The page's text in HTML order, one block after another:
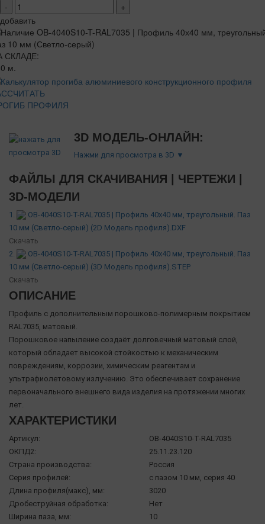
-
+
добавить
СКЛАДЕ:
м.
ПРОФИЛЯ
3D МОДЕЛЬ-ОНЛАЙН:
Нажми для просмотра в 3D ▼
ФАЙЛЫ ДЛЯ СКАЧИВАНИЯ | ЧЕРТЕЖИ |
3D-МОДЕЛИ
1.
OB-4040S10-T-RAL7035 | Профиль 40х40 мм, треугольный. Паз
10 мм (Светло-серый) (2D Модель профиля).DXF
Скачать
2.
OB-4040S10-T-RAL7035 | Профиль 40х40 мм, треугольный. Паз
10 мм (Светло-серый) (3D Модель профиля).STEP
Скачать
ОПИСАНИЕ
Профиль с дополнительным порошково-полимерным покрытием
RAL7035, матовый.
Порошковое напыление создаёт долговечный матовый слой,
который обладает высокой стойкостью к механическим
повреждениям, коррозии, химическим реагентам и
ультрафиолетовому излучению. Это обеспечивает сохранение
первоначального внешнего вида изделия на протяжении многих
лет.
ХАРАКТЕРИСТИКИ
Артикул:
OB-4040S10-T-RAL7035
ОКПД2:
25.11.23.120
Страна производства:
Россия
Серия профилей:
с пазом 10 мм, серия 40
Длина профиля(макс), мм:
3020
Дробеструйная обработка:
Нет
Ширина паза, мм:
10